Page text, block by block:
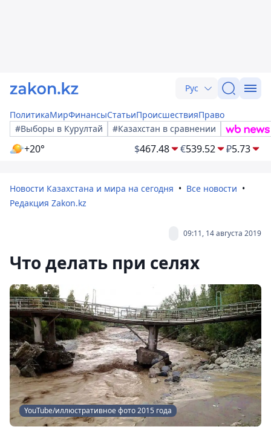
Рус
ПолитикаМирФинансыСтатьиПроисшествияПраво
#Выборы в Курултай
#Казахстан в сравнении
+20° $467.48 €539.52 ₽5.73
Новости Казахстана и мира на сегодня
Все новости
Редакция Zakon.kz
09:11, 14 августа 2019
Что делать при селях
YouTube/иллюстративное фото 2015 года